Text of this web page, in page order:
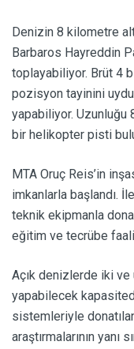
Denizin 8 kilometre
Barbaros Hayreddin
toplayabiliyor. Brüt 4
pozisyon tayinini
yapabiliyor. Uzunluğu
bir helikopter pisti
MTA Oruç Reis’in
imkanlarla başlandı.
teknik ekipmanla
eğitim ve tecrübe
Açık denizlerde iki
yapabilecek
sistemleriyle
araştırmalarının yanı